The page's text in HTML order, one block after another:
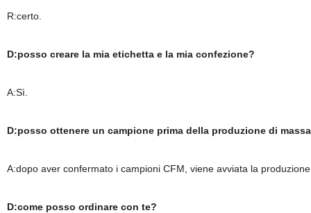
R:certo.
D:posso creare la mia etichetta e la mia confezione?
A:Sì.
D:posso ottenere un campione prima della produzione di
A:dopo aver confermato i campioni CFM, viene avviata la
D:come posso ordinare con te?